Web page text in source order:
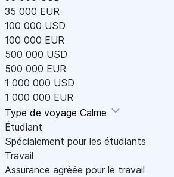
35 000 EUR
100 000 USD
100 000 EUR
500 000 USD
500 000 EUR
1 000 000 USD
1 000 000 EUR
Type de voyage Calme
Étudiant
Spécialement pour les étudiants
Travail
Assurance agréée pour le travail